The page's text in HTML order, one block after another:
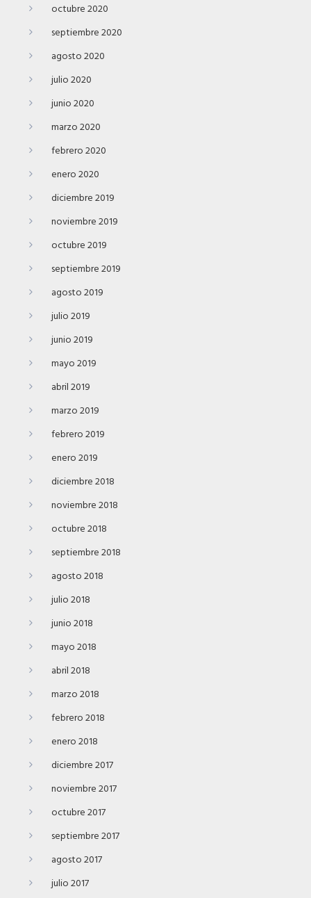
octubre 2020
septiembre 2020
agosto 2020
julio 2020
junio 2020
marzo 2020
febrero 2020
enero 2020
diciembre 2019
noviembre 2019
octubre 2019
septiembre 2019
agosto 2019
julio 2019
junio 2019
mayo 2019
abril 2019
marzo 2019
febrero 2019
enero 2019
diciembre 2018
noviembre 2018
octubre 2018
septiembre 2018
agosto 2018
julio 2018
junio 2018
mayo 2018
abril 2018
marzo 2018
febrero 2018
enero 2018
diciembre 2017
noviembre 2017
octubre 2017
septiembre 2017
agosto 2017
julio 2017